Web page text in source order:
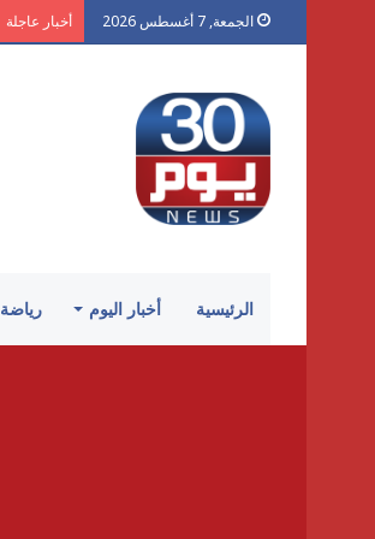
الجمعة, 7 أغسطس 2026 أخبار عاجلة
الرئيسية أخبار اليوم رياضة